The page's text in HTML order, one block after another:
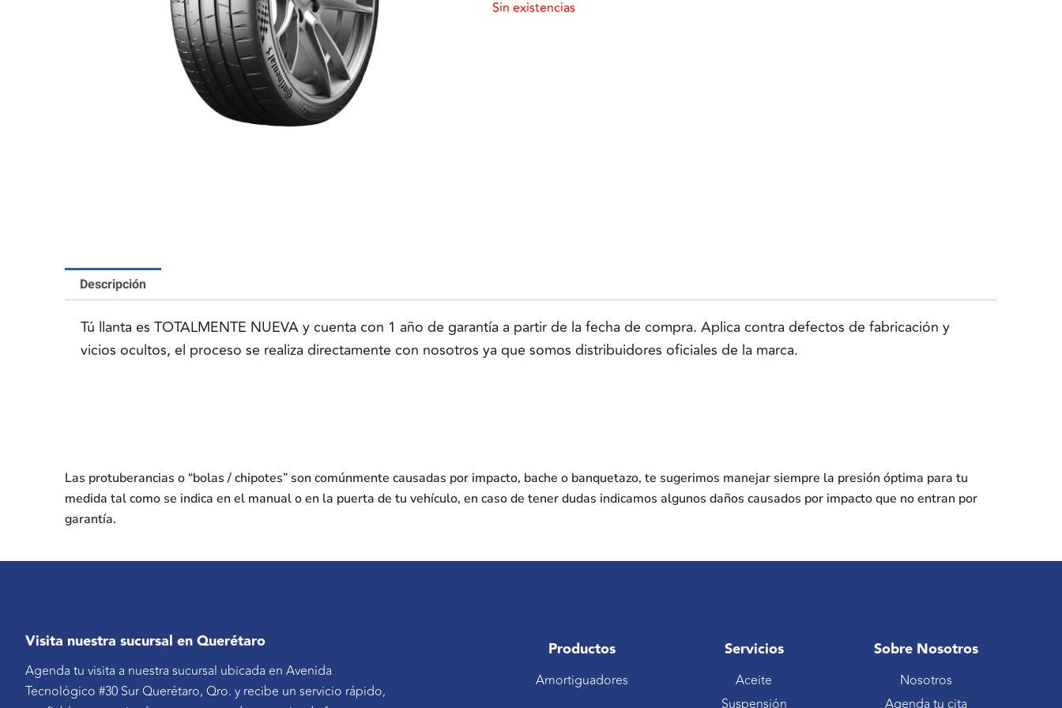
Sin existencias
Descripción
Tú llanta es TOTALMENTE NUEVA y cuenta con 1 año de garantía a partir de la fecha de compra. Aplica contra defectos de fabricación y
vicios ocultos, el proceso se realiza directamente con nosotros ya que somos distribuidores oficiales de la marca.
Las protuberancias o “bolas / chipotes” son comúnmente causadas por impacto, bache o banquetazo, te sugerimos manejar siempre la presión óptima para tu
medida tal como se indica en el manual o en la puerta de tu vehículo, en caso de tener dudas indicamos algunos daños causados por impacto que no entran por
garantía.
Visita nuestra sucursal en Querétaro
Agenda tu visita a nuestra sucursal ubicada en Avenida
Tecnológico #30 Sur Querétaro, Qro. y recibe un servicio rápido,
Productos
Amortiguadores
Servicios
Aceite
Suspensión
Sobre Nosotros
Nosotros
Agenda tu cita